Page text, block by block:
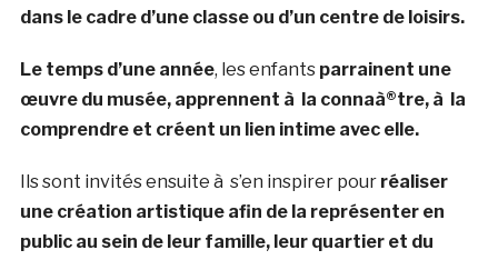
dans le cadre d’une classe ou d’un centre de loisirs.
Le temps d’une année, les enfants parrainent une
œuvre du musée, apprennent à la connaà®tre, à la
comprendre et créent un lien intime avec elle.
Ils sont invités ensuite à s’en inspirer pour réaliser
une création artistique afin de la représenter en
public au sein de leur famille, leur quartier et du